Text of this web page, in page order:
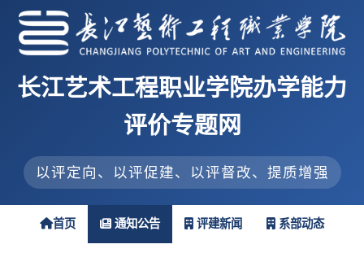
长江艺术工程职业学院办学能力
评价专题网
以评定向、以评促建、以评督改、提质增强
首页 通知公告 评建新闻 系部动态